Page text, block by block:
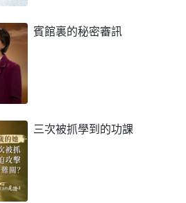
賓館裏的秘密審訊
三次被抓學到的功課